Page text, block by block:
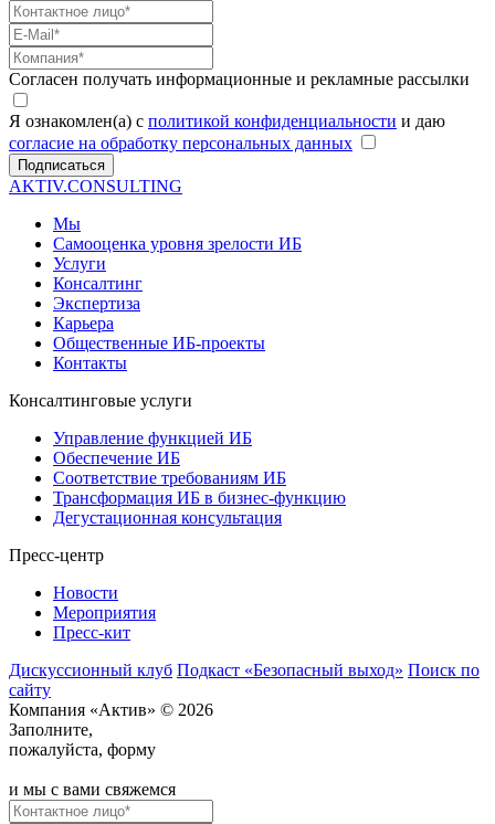
Согласен получать информационные и рекламные рассылки
Я ознакомлен(а) с политикой конфиденциальности и даю
согласие на обработку персональных данных
Подписаться
AKTIV.CONSULTING
Мы
Самооценка уровня зрелости ИБ
Услуги
Консалтинг
Экспертиза
Карьера
Общественные ИБ-проекты
Контакты
Консалтинговые услуги
Управление функцией ИБ
Обеспечение ИБ
Соответствие требованиям ИБ
Трансформация ИБ в бизнес-функцию
Дегустационная консультация
Пресс-центр
Новости
Мероприятия
Пресс-кит
Дискуссионный клуб Подкаст «Безопасный выход» Поиск по
сайту
Компания «Актив» © 2026
Заполните,
пожалуйста, форму
и мы с вами свяжемся